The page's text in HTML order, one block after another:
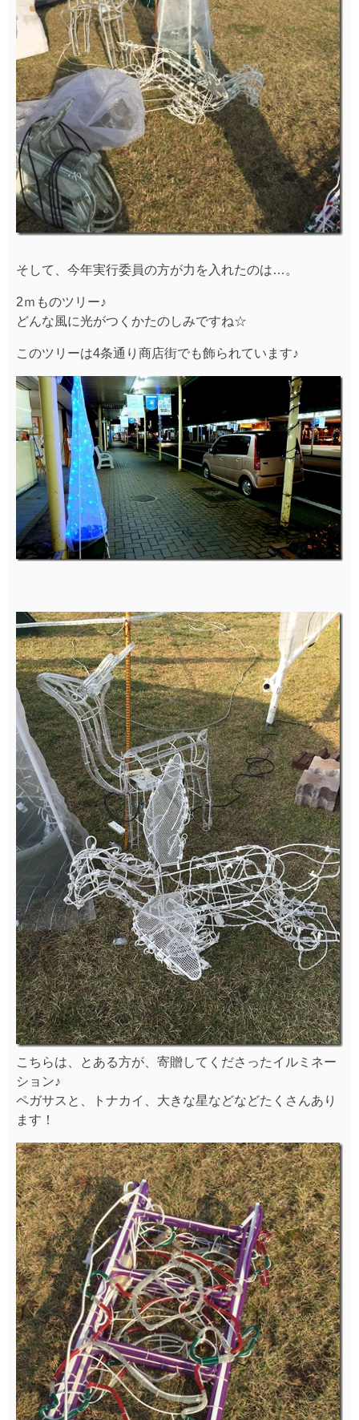
そして、今年実行委員の方が力を入れたのは…。
2ｍものツリー♪
どんな風に光がつくかたのしみですね☆
このツリーは4条通り商店街でも飾られています♪
こちらは、とある方が、寄贈してくださったイルミネー
ション♪
ペガサスと、トナカイ、大きな星などなどたくさんあり
ます！